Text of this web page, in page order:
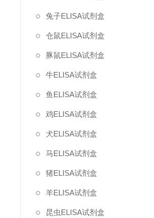
兔子ELISA试剂盒
仓鼠ELISA试剂盒
豚鼠ELISA试剂盒
牛ELISA试剂盒
鱼ELISA试剂盒
鸡ELISA试剂盒
犬ELISA试剂盒
马ELISA试剂盒
猪ELISA试剂盒
羊ELISA试剂盒
昆虫ELISA试剂盒